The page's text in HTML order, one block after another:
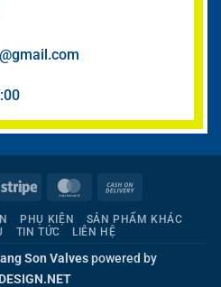
Stripe MasterCard
Delivery
PHỤ KIỆN
SẢN PHẨM KHÁC
TIN TỨC LIÊN HỆ
Son Valvespowered by